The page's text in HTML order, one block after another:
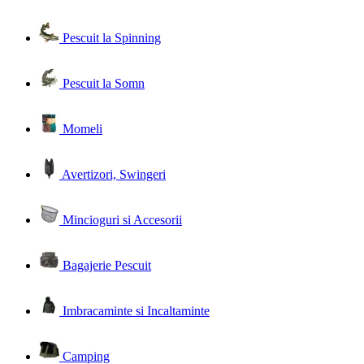
Pescuit la Spinning
Pescuit la Somn
Momeli
Avertizori, Swingeri
Mincioguri si Accesorii
Bagajerie Pescuit
Imbracaminte si Incaltaminte
Camping